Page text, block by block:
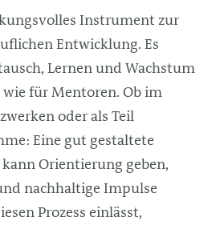
Instrument zur
Entwicklung. Es
Lernen und Wachstum
wie für Mentoren. Ob im
oder als Teil
Eine gut gestaltete
Orientierung geben,
nachhaltige Impulse
Prozess einlässt,